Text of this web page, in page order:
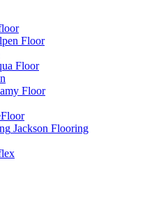
Floor
Floor
Floor
Jackson Flooring